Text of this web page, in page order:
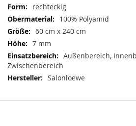
rechteckig
100% Polyamid
60 cm x 240 cm
7 mm
Außenbereich,
Zwischenbereich
Salonloewe